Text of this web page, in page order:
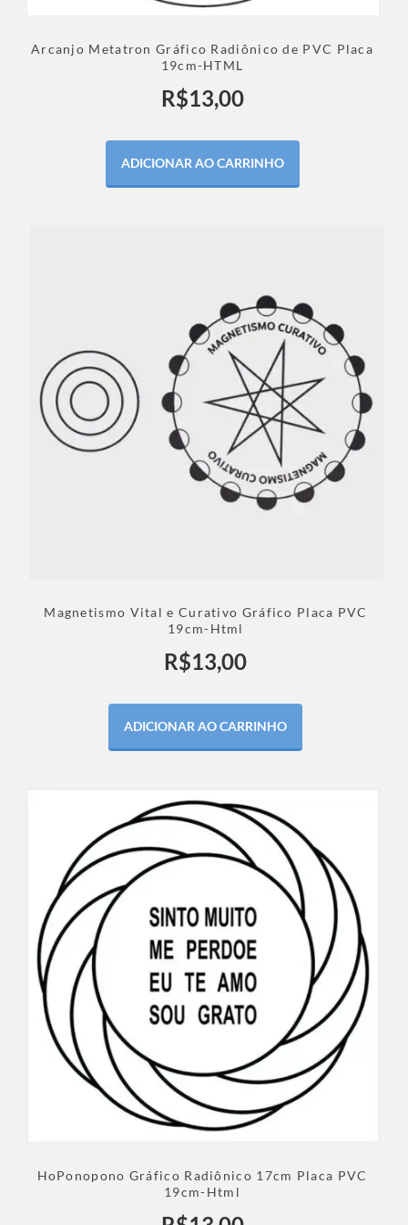
Arcanjo Metatron Gráfico Radiônico de PVC Placa
19cm-HTML
R$13,00
ADICIONAR AO CARRINHO
Magnetismo Vital e Curativo Gráfico Placa PVC
19cm-Html
R$13,00
ADICIONAR AO CARRINHO
HoPonopono Gráfico Radiônico 17cm Placa PVC
19cm-Html